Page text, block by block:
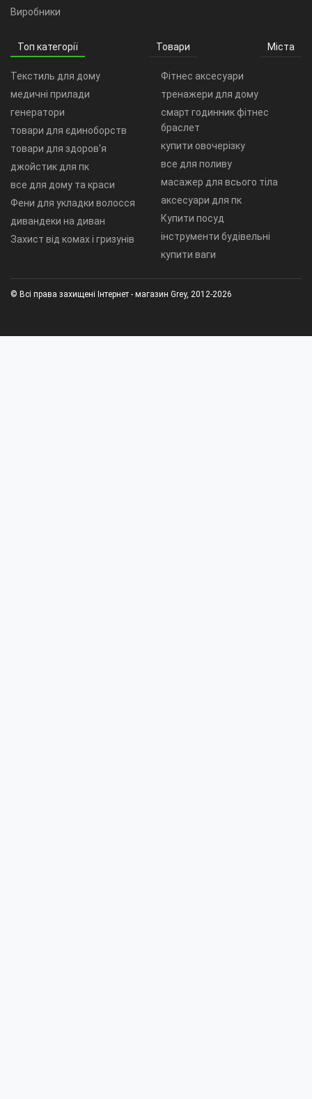
Виробники
Топ категорії Товари Міста
Текстиль для дому
медичні прилади
генератори
товари для єдиноборств
товари для здоров'я
джойстик для пк
все для дому та краси
Фени для укладки волосся
дивандеки на диван
Захист від комах і гризунів
Фітнес аксесуари
тренажери для дому
смарт годинник фітнес
браслет
купити овочерізку
все для поливу
масажер для всього тіла
аксесуари для пк
Купити посуд
інструменти будівельні
купити ваги
© Всі права захищені Інтернет - магазин Grey, 2012-2026